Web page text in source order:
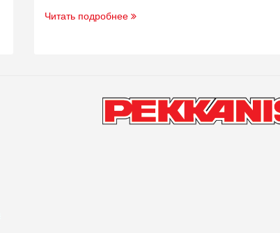
Читать подробнее